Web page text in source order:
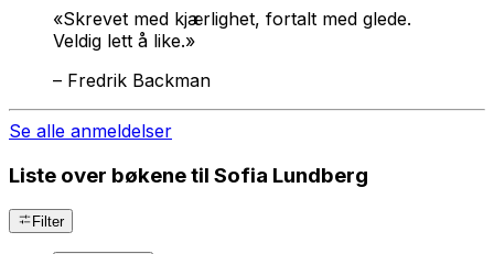
«Skrevet med kjærlighet, fortalt med glede.
Veldig lett å like.»
– Fredrik Backman
Se alle anmeldelser
Liste over bøkene til Sofia Lundberg
Filter